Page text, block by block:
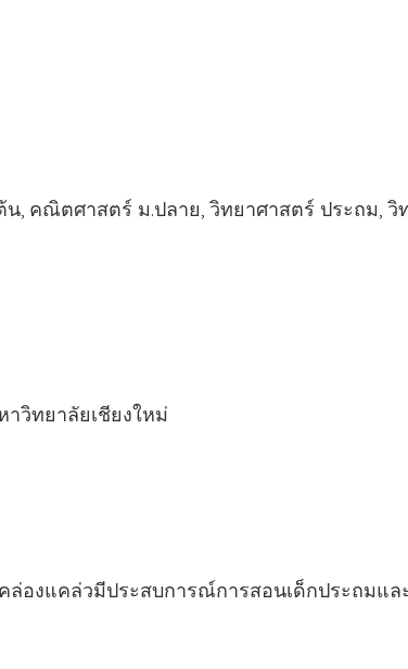
ศาสตร์ ม.ปลาย, วิทยาศาสตร์ ประถม, วิท
ทยาลัยเชียงใหม่
ล่องแคล่วมีประสบการณ์การสอนเด็กประถมแ